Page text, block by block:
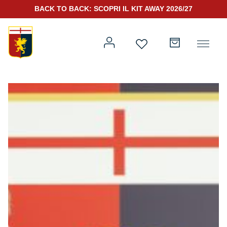
Genoa for Special
Training
Kit Gara 25/26
BACK TO BACK: SCOPRI IL KIT AWAY 2026/27